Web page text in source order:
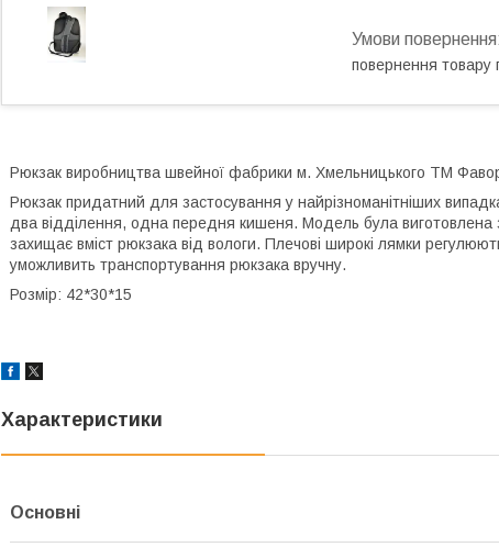
повернення товару
Рюкзак виробництва швейної фабрики м. Хмельницького ТМ
Рюкзак придатний для застосування у найрізноманітніших
два відділення, одна передня кишеня. Модель була виготовлена
захищає вміст рюкзака від вологи. Плечові широкі лямки
уможливить транспортування рюкзака вручну.
Розмір: 42*30*15
Характеристики
Основні